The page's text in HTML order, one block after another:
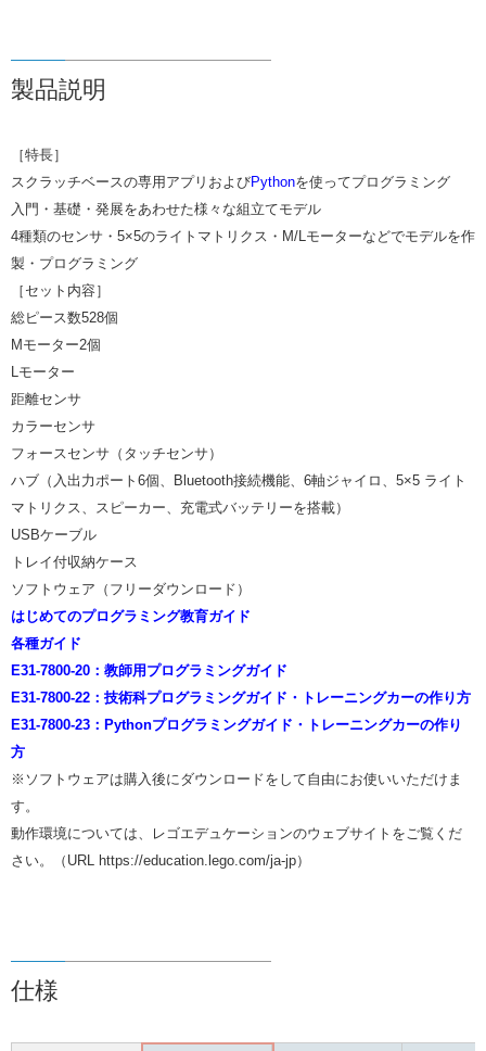
製品説明
［特長］
スクラッチベースの専用アプリおよびPythonを使ってプログラミング
入門・基礎・発展をあわせた様々な組立てモデル
4種類のセンサ・5×5のライトマトリクス・M/Lモーターなどでモデルを作
製・プログラミング
［セット内容］
総ピース数528個
Mモーター2個
Lモーター
距離センサ
カラーセンサ
フォースセンサ（タッチセンサ）
ハブ（入出力ポート6個、Bluetooth接続機能、6軸ジャイロ、5×5 ライト
マトリクス、スピーカー、充電式バッテリーを搭載）
USBケーブル
トレイ付収納ケース
ソフトウェア（フリーダウンロード）
はじめてのプログラミング教育ガイド
各種ガイド
E31-7800-20：教師用プログラミングガイド
E31-7800-22：技術科プログラミングガイド・トレーニングカーの作り方
E31-7800-23：Pythonプログラミングガイド・トレーニングカーの作り
方
※ソフトウェアは購入後にダウンロードをして自由にお使いいただけま
す。
動作環境については、レゴエデュケーションのウェブサイトをご覧くだ
さい。（URL https://education.lego.com/ja-jp）
仕様